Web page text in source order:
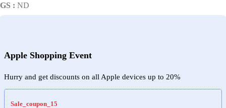
: ND
Apple Shopping Event
Hurry and get discounts on all Apple devices up to 20%
Sale_coupon_15